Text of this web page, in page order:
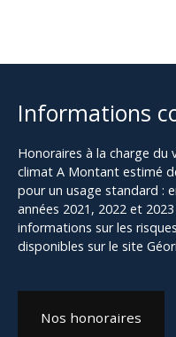
Informations
Honoraires à la charge du
climat A Montant estimé
pour un usage standard :
années 2021, 2022 et
informations sur les
disponibles sur le site
Nos honoraires